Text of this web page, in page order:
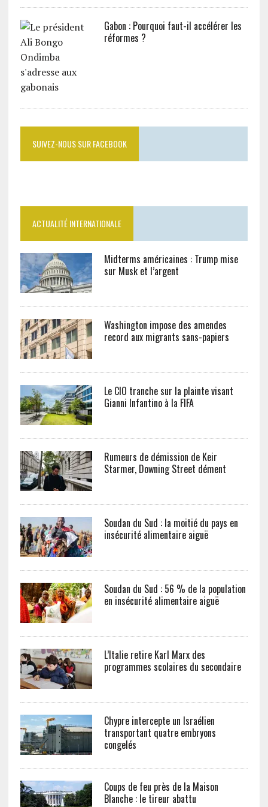
Gabon : Pourquoi faut-il accélérer les
réformes ?
SUIVEZ-NOUS SUR FACEBOOK
ACTUALITÉ INTERNATIONALE
Midterms américaines : Trump mise
sur Musk et l’argent
Washington impose des amendes
record aux migrants sans-papiers
Le CIO tranche sur la plainte visant
Gianni Infantino à la FIFA
Rumeurs de démission de Keir
Starmer, Downing Street dément
Soudan du Sud : la moitié du pays en
insécurité alimentaire aiguë
Soudan du Sud : 56 % de la population
en insécurité alimentaire aiguë
L’Italie retire Karl Marx des
programmes scolaires du secondaire
Chypre intercepte un Israélien
transportant quatre embryons
congelés
Coups de feu près de la Maison
Blanche : le tireur abattu